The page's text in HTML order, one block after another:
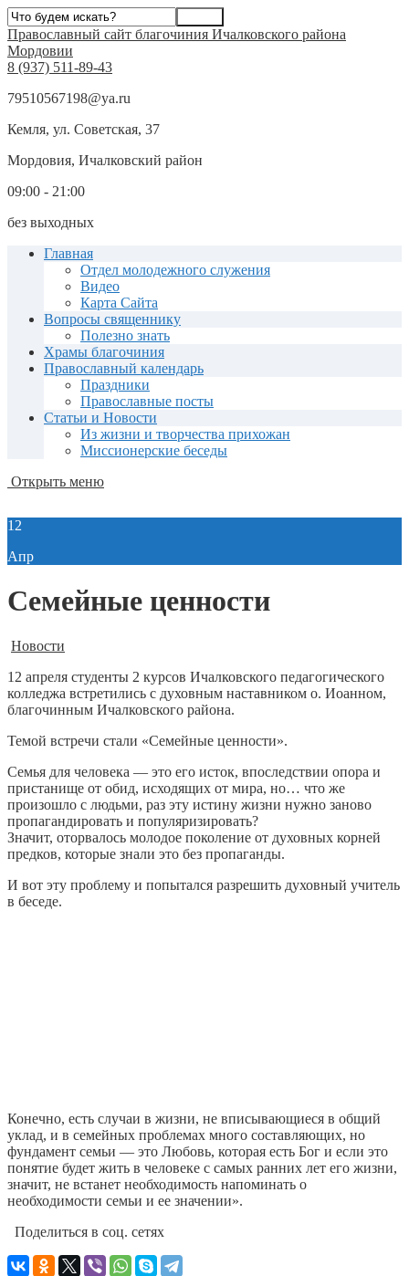
Православный сайт благочиния Ичалковского района
Мордовии
8 (937) 511-89-43
79510567198@ya.ru
Кемля, ул. Советская, 37
Мордовия, Ичалковский район
09:00 - 21:00
без выходных
Главная
Отдел молодежного служения
Видео
Карта Сайта
Вопросы священнику
Полезно знать
Храмы благочиния
Православный календарь
Праздники
Православные посты
Статьи и Новости
Из жизни и творчества прихожан
Миссионерские беседы
Открыть меню
12
Апр
Семейные ценности
Новости
12 апреля студенты 2 курсов Ичалковского педагогического
колледжа встретились с духовным наставником о. Иоанном,
благочинным Ичалковского района.
Темой встречи стали «Семейные ценности».
Семья для человека — это его исток, впоследствии опора и
пристанище от обид, исходящих от мира, но… что же
произошло с людьми, раз эту истину жизни нужно заново
пропагандировать и популяризировать?
Значит, оторвалось молодое поколение от духовных корней
предков, которые знали это без пропаганды.
И вот эту проблему и попытался разрешить духовный учитель
в беседе.
Конечно, есть случаи в жизни, не вписывающиеся в общий
уклад, и в семейных проблемах много составляющих, но
фундамент семьи — это Любовь, которая есть Бог и если это
понятие будет жить в человеке с самых ранних лет его жизни,
значит, не встанет необходимость напоминать о
необходимости семьи и ее значении».
Поделиться в соц. сетях